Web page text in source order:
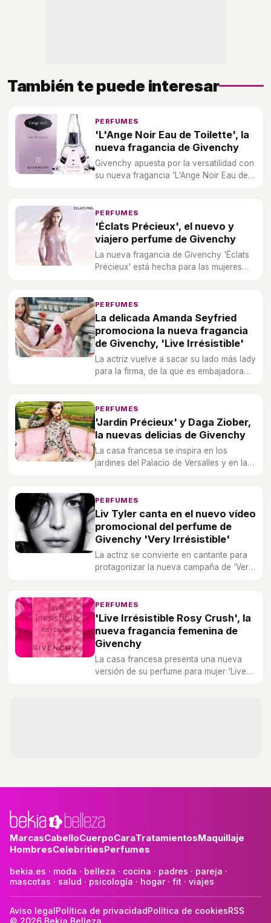
También te puede interesar
PERFUMES
'L'Ange Noir Eau de Toilette', la
nueva fragancia de Givenchy
Givenchy apuesta por la versatilidad con
su nueva fragancia 'L'Ange Noir Eau de
PERFUMES
'Éclats Précieux', el nuevo y
viajero perfume de Givenchy
La nueva fragancia de Givenchy 'Éclats
Précieux' está hecha para las mujeres
PERFUMES
La delicada Amanda Seyfried
promociona la nueva fragancia
de Givenchy, 'Live Irrésistible'
La actriz vuelve a sacar su lado más lady
para la firma, de la que es embajadora
PERFUMES
'Jardin Précieux' y Daga Ziober,
la nuevas delicias de Givenchy
La casa francesa se inspira en los
jardines del Palacio de Versalles y en la
PERFUMES
Liv Tyler canta en el nuevo vídeo
promocional del perfume de
Givenchy 'Very Irrésistible'
La actriz se convierte en cantante para
protagonizar la nueva campaña de 'Very
PERFUMES
'Live Irrésistible Rosy Crush', la
nueva fragancia femenina de
Givenchy
La casa francesa presenta una nueva
versión de su perfume para mujer 'Live
MarcasCabelloCuerpoCaraTratamientosMaquillaje
HombresCelebritiesPerfumes
bekia.es · moda · belleza · cocina · padres · pareja ·
mascotas · salud · psicología · hogar· fit · viajes
Aviso legalPolítica de privacidadPolítica de cookiesRSS
© 2026 Bekia Belleza